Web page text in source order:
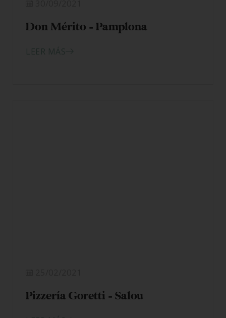
Don Mérito – Pamplona
LEER MÁS
Pizzería Goretti – Salou